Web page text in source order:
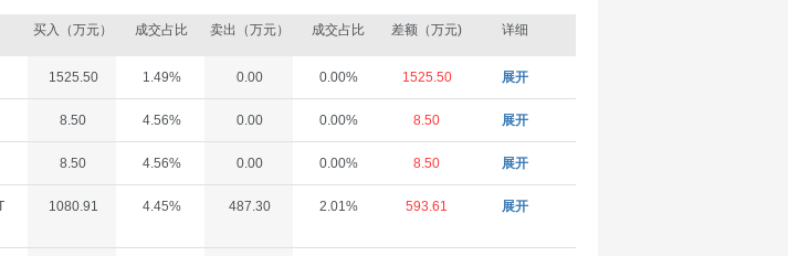
跌停
快速拉升
买入（万元） 成交占比 卖出（万元） 成交占比 差额（万元) 详细
1525.50 1.49% 0.00 0.00% 1525.50 展开
8.50 4.56% 0.00 0.00% 8.50 展开
8.50 4.56% 0.00 0.00% 8.50 展开
1080.91 4.45% 487.30 2.01% 593.61 展开